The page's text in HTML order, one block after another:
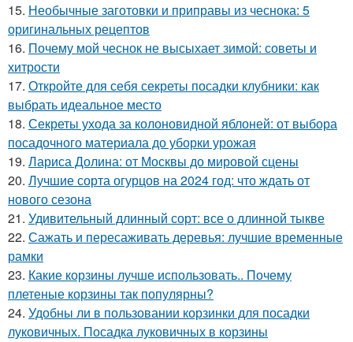
15. Необычные заготовки и приправы из чеснока: 5
оригинальных рецептов
16. Почему мой чеснок не высыхает зимой: советы и
хитрости
17. Откройте для себя секреты посадки клубники: как
выбрать идеальное место
18. Секреты ухода за колоновидной яблоней: от выбора
посадочного материала до уборки урожая
19. Лариса Долина: от Москвы до мировой сцены
20. Лучшие сорта огурцов на 2024 год: что ждать от
нового сезона
21. Удивительный длинный сорт: все о длинной тыкве
22. Сажать и пересаживать деревья: лучшие временные
рамки
23. Какие корзины лучше использовать.. Почему
плетеные корзины так популярны?
24. Удобны ли в пользовании корзинки для посадки
луковичных. Посадка луковичных в корзины